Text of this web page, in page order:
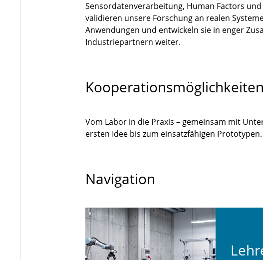
Sensordatenverarbeitung, Human Factors
validieren unsere Forschung an realen
Anwendungen und entwickeln sie in enger
Industriepartnern weiter.
Kooperationsmöglichkeiten
Vom Labor in die Praxis – gemeinsam mit
ersten Idee bis zum einsatzfähigen
Navigation